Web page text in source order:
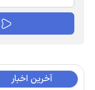
آخرین اخبار